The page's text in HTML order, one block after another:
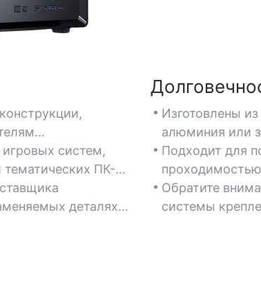
цвета и
такие как RGB-
панели.
систем,
ПК-
отделки
деталях,
Изготовлены
алюминия или
длительной
Подходит для
или игровые
решающее
Обратите
системы